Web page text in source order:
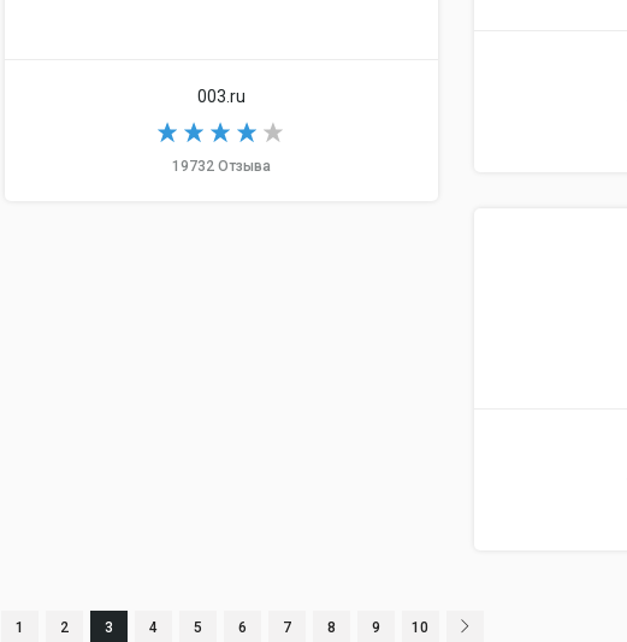
003.ru
19732 Отзыва
1 2 3 4 5 6 7 8 9 10